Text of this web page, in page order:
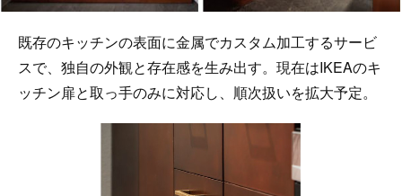
既存のキッチンの表面に金属でカスタム加工するサービ
スで、独自の外観と存在感を生み出す。現在はIKEAのキ
ッチン扉と取っ手のみに対応し、順次扱いを拡大予定。